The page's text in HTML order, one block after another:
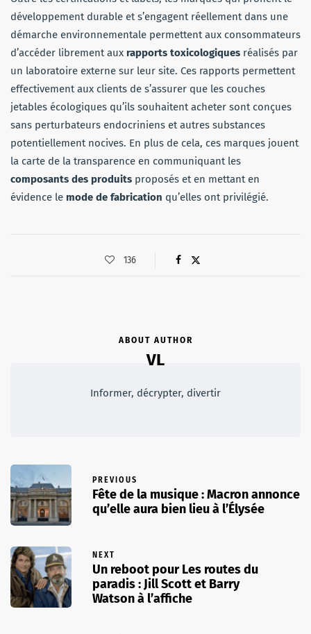
développement durable et s’engagent réellement dans une
démarche environnementale permettent aux consommateurs
d’accéder librement aux rapports toxicologiques réalisés par
un laboratoire externe sur leur site. Ces rapports permettent
effectivement aux clients de s’assurer que les couches
jetables écologiques qu’ils souhaitent acheter sont conçues
sans perturbateurs endocriniens et autres substances
potentiellement nocives. En plus de cela, ces marques jouent
la carte de la transparence en communiquant les
composants des produits proposés et en mettant en
évidence le mode de fabrication qu’elles ont privilégié.
136
ABOUT AUTHOR
VL
Informer, décrypter, divertir
PREVIOUS
Fête de la musique : Macron annonce
qu’elle aura bien lieu à l’Élysée
NEXT
Un reboot pour Les routes du
paradis : Jill Scott et Barry
Watson à l’affiche